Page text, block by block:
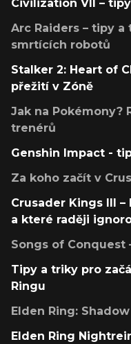
Civilization VII –
Arc Raiders – tipy
smrtících robotů
Stalker 2: Heart of
přežití v Zóně
Jak na Pokémony?
trenérů
Genshin Impact -
Za koho začít v
Crusader Kings III
a které raději
Songs of Conquest
Tipy a triky pro
Ringu
Elden Ring:
Elden Ring